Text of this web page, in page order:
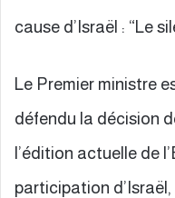
cause d’Israël : “Le
Le Premier ministre
défendu la décision
l’édition actuelle de
participation